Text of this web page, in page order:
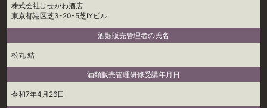
株式会社はせがわ酒店
東京都港区芝3-20-5芝IYビル
酒類販売管理者の氏名
松丸 結
酒類販売管理研修受講年月日
令和7年4月26日